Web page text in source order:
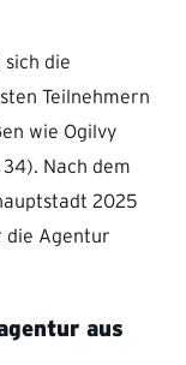
die
Teilnehmern
wie Ogilvy
Nach dem
2025
die Agentur
aus